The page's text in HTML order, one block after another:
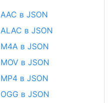
AAC в JSON
ALAC в JSON
M4A в JSON
MOV в JSON
MP4 в JSON
OGG в JSON